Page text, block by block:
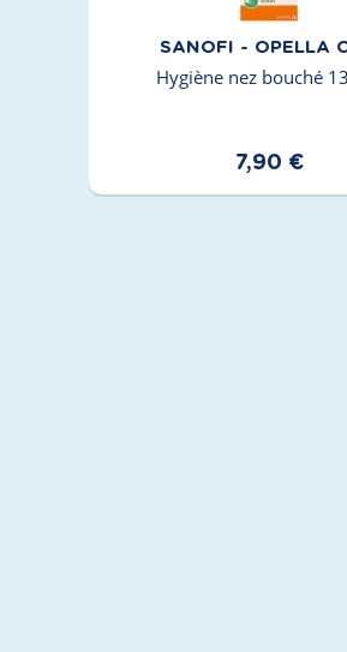
SANOFI - OPELLA
Hygiène nez bouché
7,90 €